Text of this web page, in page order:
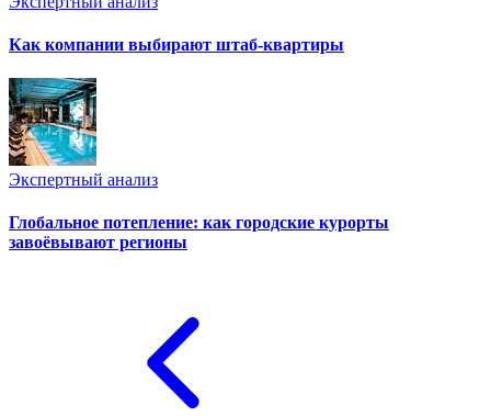
Как компании выбирают штаб-квартиры
Экспертный анализ
Глобальное потепление: как городские курорты
завоёвывают регионы